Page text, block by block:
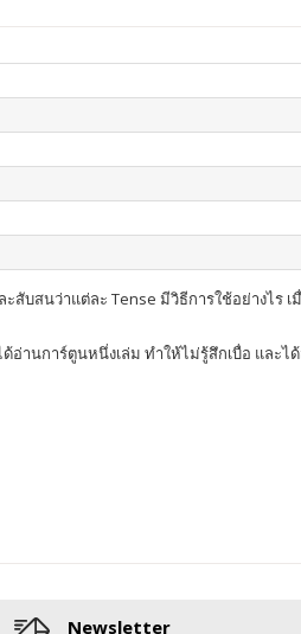
บสนว่าแต่ละ Tense มีวิธีการใช้อย่างไร
านการ์ตูนหนึ่งเล่ม ทำให้ไม่รู้สึกเบื่อ และไ
Newsletter